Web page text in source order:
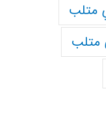
متلب
متلب